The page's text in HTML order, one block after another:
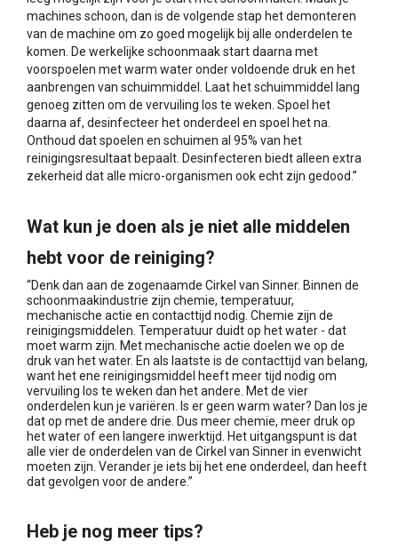
machines schoon, dan is de volgende stap het demonteren
van de machine om zo goed mogelijk bij alle onderdelen te
komen. De werkelijke schoonmaak start daarna met
voorspoelen met warm water onder voldoende druk en het
aanbrengen van schuimmiddel. Laat het schuimmiddel lang
genoeg zitten om de vervuiling los te weken. Spoel het
daarna af, desinfecteer het onderdeel en spoel het na.
Onthoud dat spoelen en schuimen al 95% van het
reinigingsresultaat bepaalt. Desinfecteren biedt alleen extra
zekerheid dat alle micro-organismen ook echt zijn gedood.”
Wat kun je doen als je niet alle middelen
hebt voor de reiniging?
“Denk dan aan de zogenaamde Cirkel van Sinner. Binnen de
schoonmaakindustrie zijn chemie, temperatuur,
mechanische actie en contacttijd nodig. Chemie zijn de
reinigingsmiddelen. Temperatuur duidt op het water - dat
moet warm zijn. Met mechanische actie doelen we op de
druk van het water. En als laatste is de contacttijd van belang,
want het ene reinigingsmiddel heeft meer tijd nodig om
vervuiling los te weken dan het andere. Met de vier
onderdelen kun je variëren. Is er geen warm water? Dan los je
dat op met de andere drie. Dus meer chemie, meer druk op
het water of een langere inwerktijd. Het uitgangspunt is dat
alle vier de onderdelen van de Cirkel van Sinner in evenwicht
moeten zijn. Verander je iets bij het ene onderdeel, dan heeft
dat gevolgen voor de andere.”
Heb je nog meer tips?